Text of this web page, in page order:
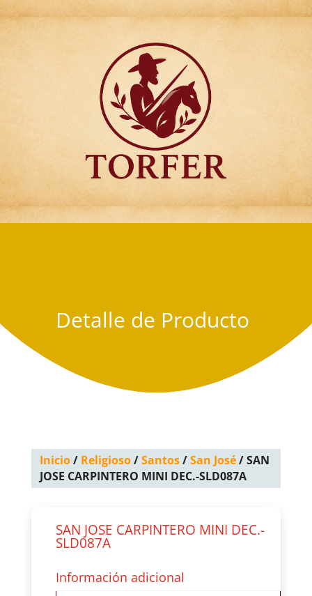
Articulos para
Regalo Torfer.
Detalle de Producto
Inicio/ Religioso/Santos/San José/ SAN
JOSE CARPINTERO MINI DEC.-SLD087A
SAN JOSE CARPINTERO MINI DEC.-
SLD087A
Información adicional